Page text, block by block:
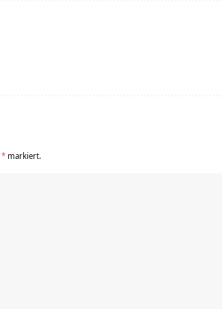
* markiert.